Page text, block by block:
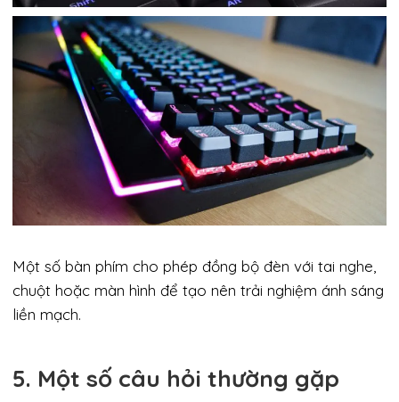
Một số bàn phím cho phép đồng bộ đèn với tai nghe,
chuột hoặc màn hình để tạo nên trải nghiệm ánh sáng
liền mạch.
5. Một số câu hỏi thường gặp